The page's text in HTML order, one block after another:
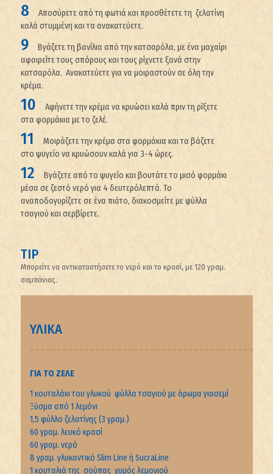
Αποσύρετε από τη φωτιά και προσθέτετε τη ζελατίνη
καλά στυμμένη και τα ανακατεύετε.
Βγάζετε τη βανίλια από την κατσαρόλα, με ένα μαχαίρι
αφαιρείτε τους σπόρους και τους ρίχνετε ξανά στην
κατσαρόλα. Ανακατεύετε για να μοιραστούν σε όλη την
κρέμα.
Αφήνετε την κρέμα να κρυώσει καλά πριν τη ρίξετε
στα φορμάκια με το ζελέ.
Μοιράζετε την κρέμα στα φορμάκια και τα βάζετε
στο ψυγείο να κρυώσουν καλά για 3-4 ώρες.
Βγάζετε από το ψυγείο και βουτάτε το μισό φορμάκι
μέσα σε ζεστό νερό για 4 δευτερόλεπτά. Το
αναποδογυρίζετε σε ένα πιάτο, διακοσμείτε με φύλλα
τσαγιού και σερβίρετε.
TIP
Μπορείτε να αντικαταστήσετε το νερό και το κρασί, με 120 γραμ.
σαμπάνιας.
ΥΛΙΚΑ
ΓΙΑ ΤΟ ΖΕΛΈ
1 κουταλάκι του γλυκού φύλλα τσαγιού με άρωμα γιασεμί
Ξύσμα από 1 λεμόνι
1,5 φύλλο ζελατίνης (3 γραμ.)
60 γραμ. λευκό κρασί
60 γραμ. νερό
8 γραμ. γλυκαντικό Slim Line ή SucraLine
1 κουταλιά της σούπας χυμός λεμονιού